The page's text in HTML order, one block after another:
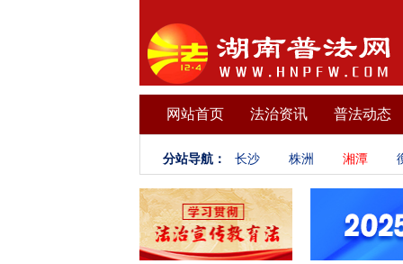
网站首页 法治资讯 普法动态
分站导航： 长沙 株洲 湘潭